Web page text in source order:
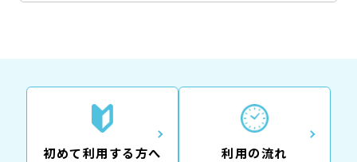
初めて利用する方へ 利用の流れ